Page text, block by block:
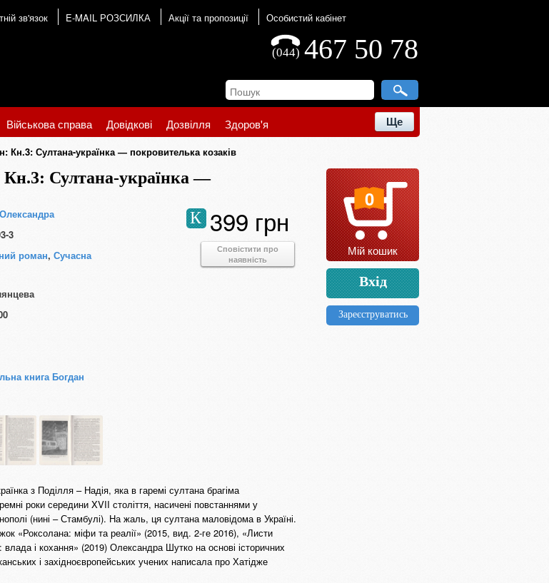
зв'язок E-MAIL РОЗСИЛКА Акції та пропозиції Особистий кабінет
467 50 78
(044)
Військова справа Довідкові Дозвілля Здоров'я Ще
Кн.3: Султана-українка — покровителька козаків
Кн.3: Султана-українка —
3
роман, Сучасна
книга Богдан
399 грн
К
Сповістити про
наявність
з Поділля – Надія, яка в гаремі султана брагіма
роки середини XVII століття, насичені повстаннями у
(нині – Стамбулі). На жаль, ця султана маловідома в Україні.
«Роксолана: міфи та реалії» (2015, вид. 2-ге 2016), «Листи
і кохання» (2019) Олександра Шутко на основі історичних
і західноєвропейських учених написала про Хатідже
0
Мій кошик
Вхід
Зареєструватись